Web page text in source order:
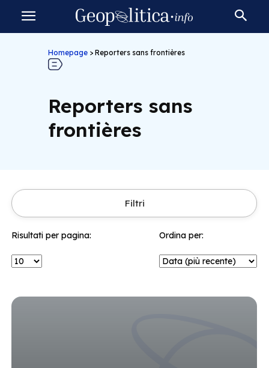
Homepage > Reporters sans frontières
Reporters sans
frontières
Filtri
Risultati per pagina: Ordina per: